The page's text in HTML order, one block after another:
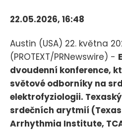
22.05.2026, 16:48
Austin (USA) 22. května
(PROTEXT/PRNewswire) -
dvoudenní konference,
světové odborníky na
elektrofyziologii.
srdečních arytmií
Arrhythmia Institute,